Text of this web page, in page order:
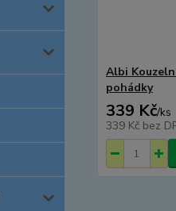
Albi
pohádky
339 Kč/ks
339 Kč bez